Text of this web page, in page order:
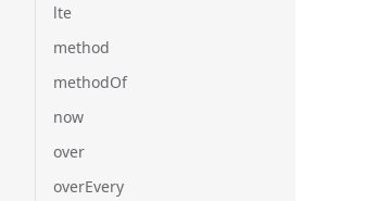
lte
method
methodOf
now
over
overEvery